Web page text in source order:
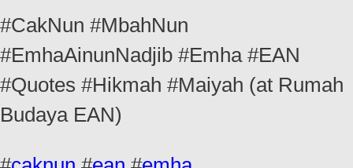
#CakNun #MbahNun
#EmhaAinunNadjib #Emha #EAN
#Quotes #Hikmah #Maiyah (at Rumah
Budaya EAN)